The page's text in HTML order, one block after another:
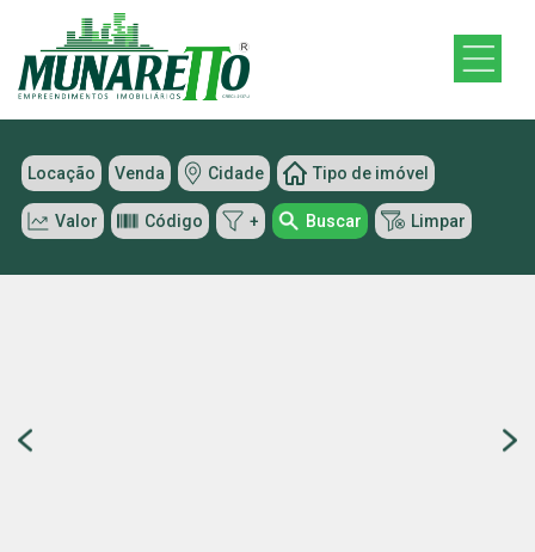
Locação Venda Cidade Tipo de imóvel
Valor Código + Buscar Limpar